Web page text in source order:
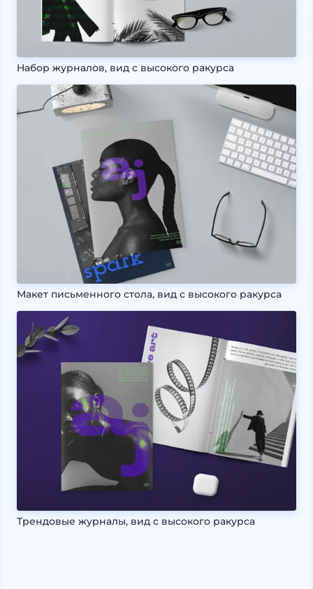
Набор журналов, вид с высокого ракурса
Макет письменного стола, вид с высокого ракурса
Трендовые журналы, вид с высокого ракурса